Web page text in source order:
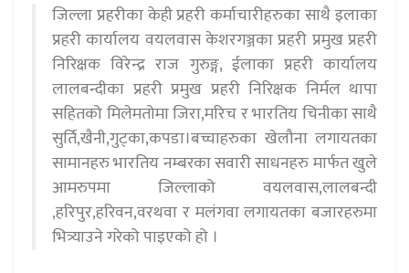
जिल्ला प्रहरीका केही प्रहरी कर्माचारीहरुका साथै इलाका
प्रहरी कार्यालय वयलवास केशरगञ्जका प्रहरी प्रमुख प्रहरी
निरिक्षक विरेन्द्र राज गुरुङ्ग, ईलाका प्रहरी कार्यालय
लालबन्दीका प्रहरी प्रमुख प्रहरी निरिक्षक निर्मल थापा
सहितको मिलेमतोमा जिरा,मरिच र भारतिय चिनीका साथै
सुर्ति,खैनी,गुट्का,कपडा।बच्चाहरुका खेलौना लगायतका
सामानहरु भारतिय नम्बरका सवारी साधनहरु मार्फत खुले
आमरुपमा जिल्लाको वयलवास,लालबन्दी
,हरिपुर,हरिवन,वरथवा र मलंगवा लगायतका बजारहरुमा
भित्र्याउने गरेको पाइएको हो ।